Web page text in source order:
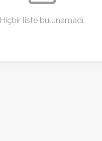
Hiçbir liste bulunamadı.